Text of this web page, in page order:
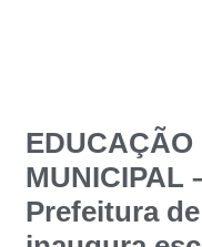
EDUCAÇÃO
MUNICIPAL
Prefeitura